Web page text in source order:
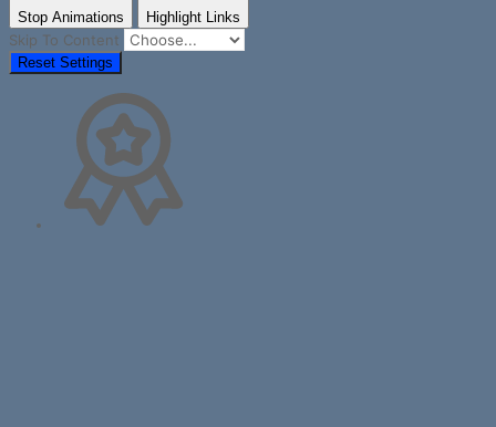
Stop Animations Highlight Links
Skip To Content
Reset Settings